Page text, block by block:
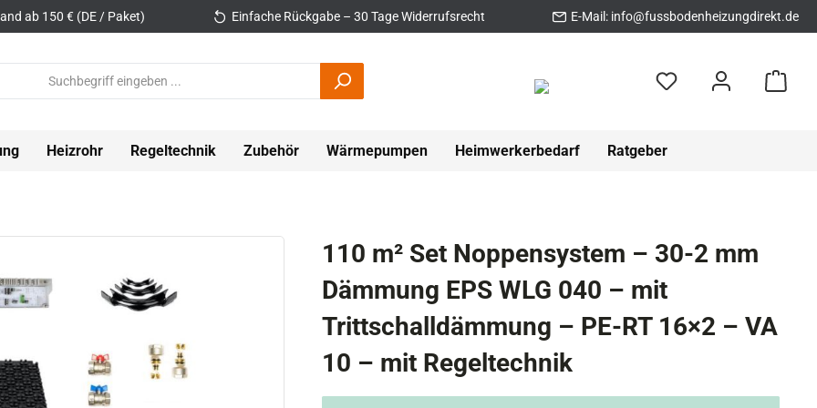
ab 150 € (DE / Paket) Einfache Rückgabe – 30 Tage Widerrufsrecht E-Mail: info@fussbodenheizungdirekt.de
Heizrohr Regeltechnik Zubehör Wärmepumpen Heimwerkerbedarf Ratgeber
110 m² Set Noppensystem – 30-2 mm
Dämmung EPS WLG 040 – mit
Trittschalldämmung – PE-RT 16×2 – VA
10 – mit Regeltechnik